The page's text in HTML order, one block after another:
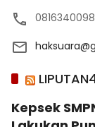
0816340098
Kepsek